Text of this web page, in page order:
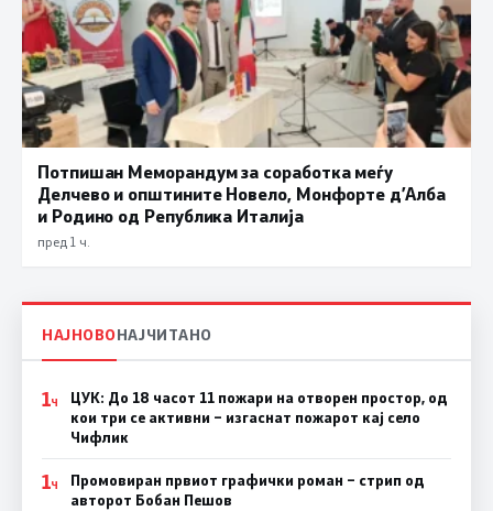
Потпишан Меморандум за соработка меѓу
Делчево и општините Новело, Монфорте д’Алба
и Родино од Република Италија
пред 1 ч.
НАЈНОВОНАЈЧИТАНО
1Ч
ЦУК: До 18 часот 11 пожари на отворен простор, од
кои три се активни – изгаснат пожарот кај село
Чифлик
1Ч
Промовиран првиот графички роман – стрип од
авторот Бобан Пешов